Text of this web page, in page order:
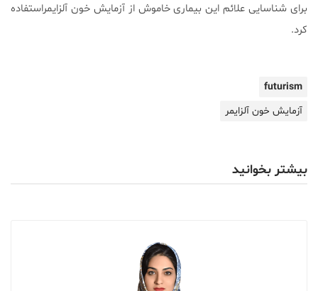
برای شناسایی علائم این بیماری خاموش از آزمایش خون آلزایمراستفاده
کرد.
futurism
آزمایش خون آلزایمر
بیشتر بخوانید